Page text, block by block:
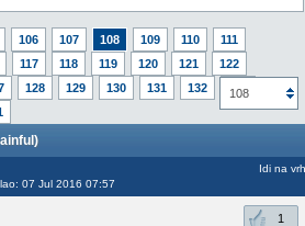
106 107 108 109 110
111
117 118 119 120 121
122
128 129 130 131 132
133
108
07 Jul 2016 07:57
Idi na vrh
1